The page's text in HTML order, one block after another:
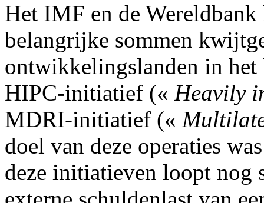
Het IMF en de
belangrijke sommen
ontwikkelingslanden in het
HIPC-initiatief (« Heavily
MDRI-initiatief («
doel van deze operaties
deze initiatieven loopt nog